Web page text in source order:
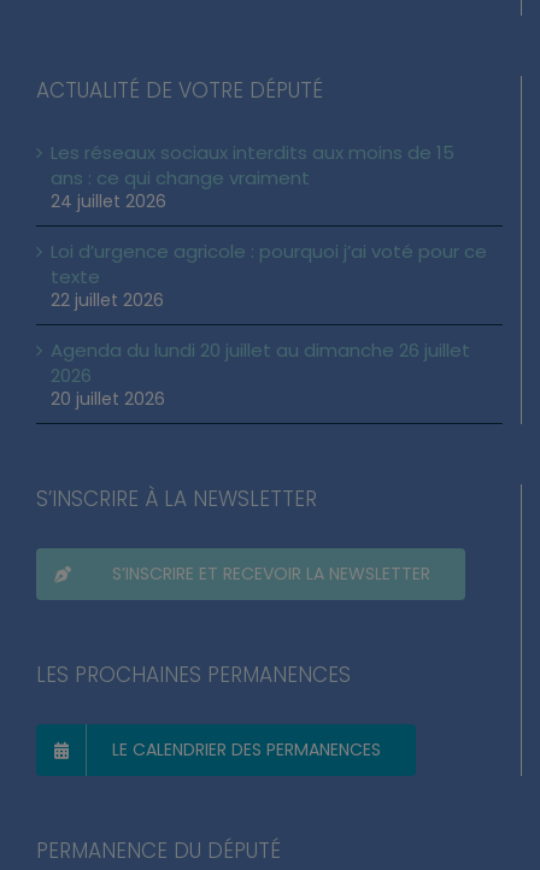
ACTUALITÉ DE VOTRE DÉPUTÉ
Les réseaux sociaux interdits aux moins de 15
ans : ce qui change vraiment
24 juillet 2026
Loi d’urgence agricole : pourquoi j’ai voté pour ce
texte
22 juillet 2026
Agenda du lundi 20 juillet au dimanche 26 juillet
2026
20 juillet 2026
S’INSCRIRE À LA NEWSLETTER
S’INSCRIRE ET RECEVOIR LA NEWSLETTER
LES PROCHAINES PERMANENCES
LE CALENDRIER DES PERMANENCES
PERMANENCE DU DÉPUTÉ